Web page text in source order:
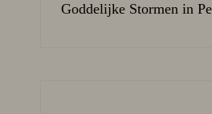
Goddelijke Stormen in